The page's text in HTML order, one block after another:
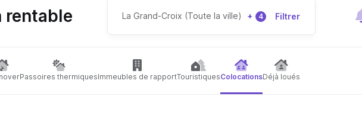
rentable La Grand-Croix (Toute la ville) + 4 Filtrer
Passoires thermiquesImmeubles de rapportTouristiquesColocationsDéjà loués